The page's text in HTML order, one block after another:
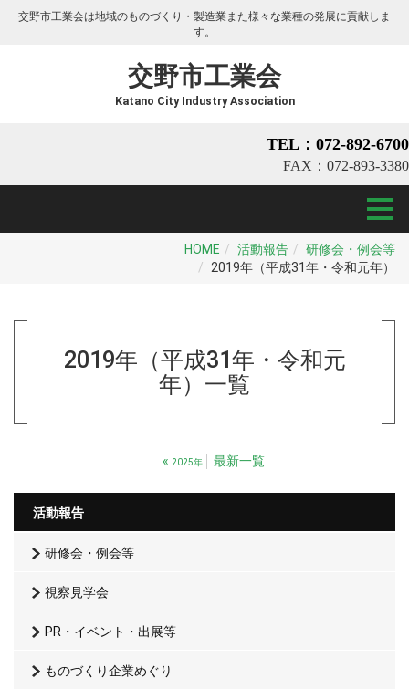
交野市工業会は地域のものづくり・製造業また様々な業種の発展に貢献しま
す。
交野市工業会
Katano City Industry Association
TEL：072-892-6700
FAX：072-893-3380
HOME 活動報告
研修会・例会等
2019年（平成31年・令和元年）
2019年（平成31年・令和元
年） 一覧
« 2025年 最新一覧
活動報告
研修会・例会等
視察見学会
PR・イベント・出展等
ものづくり企業めぐり